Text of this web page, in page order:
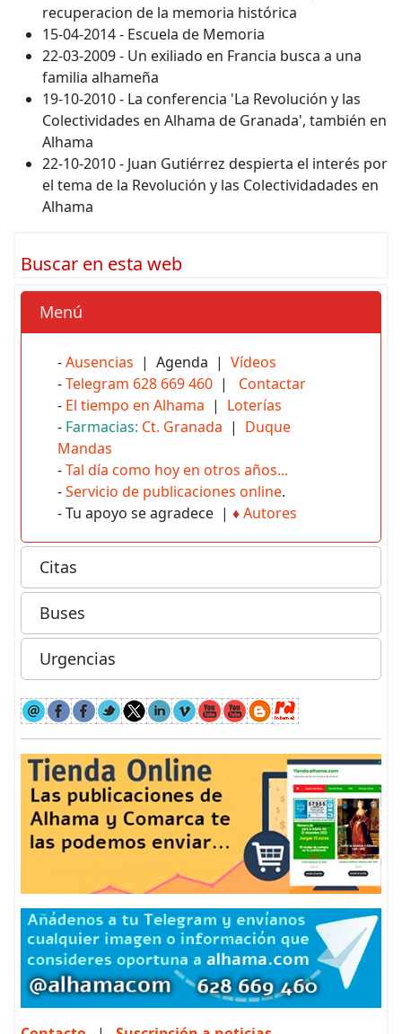
recuperacion de la memoria histórica
15-04-2014 - Escuela de Memoria
22-03-2009 - Un exiliado en Francia busca a una
familia alhameña
19-10-2010 - La conferencia 'La Revolución y las
Colectividades en Alhama de Granada', también en
Alhama
22-10-2010 - Juan Gutiérrez despierta el interés por
el tema de la Revolución y las Colectividadades en
Alhama
Buscar en esta web
Menú
-Ausencias | Agenda | Vídeos
-Telegram 628 669 460 | Contactar
- El tiempo en Alhama | Loterías
- Farmacias: Ct. Granada | Duque
Mandas
-Tal día como hoy en otros años...
-Servicio de publicaciones online.
- Tu apoyo se agradece | ♦Autores
Citas
Buses
Urgencias